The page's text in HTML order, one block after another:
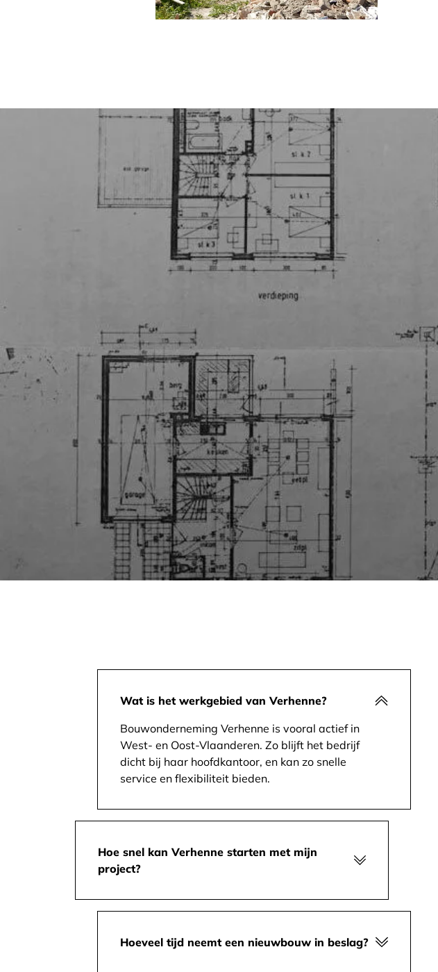
Wat is het werkgebied van Verhenne?
Bouwonderneming Verhenne is vooral actief in
West- en Oost-Vlaanderen. Zo blijft het bedrijf
dicht bij haar hoofdkantoor, en kan zo snelle
service en flexibiliteit bieden.
Hoe snel kan Verhenne starten met mijn
project?
Hoeveel tijd neemt een nieuwbouw in beslag?